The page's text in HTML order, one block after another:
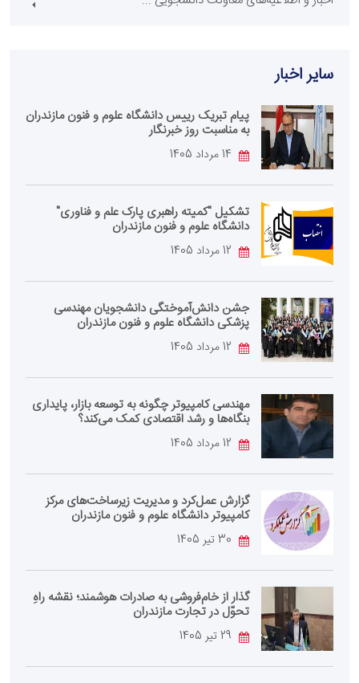
سایر اخبار
پیام تبریک رییس دانشگاه علوم و فنون مازندران
به مناسبت روز خبرنگار
تشکیل "کمیته راهبری پارک علم و فناوری"
دانشگاه علوم و فنون مازندران
جشن دانش‌آموختگی دانشجویان مهندسی
پزشکی دانشگاه علوم و فنون مازندران
مهندسی کامپیوتر چگونه به توسعه بازار، پایداری
بنگاه‌ها و رشد اقتصادی کمک می‌کند؟
گزارش عمل‌کرد و مدیریت زیرساخت‌های مرکز
کامپیوتر دانشگاه علوم و فنون مازندران
گذار از خام‌فروشی به صادرات هوشمند؛ نقشه راهِ
تحوّل در تجارت مازندران